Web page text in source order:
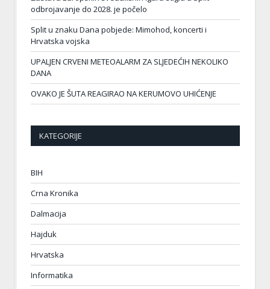
odbrojavanje do 2028. je počelo
Split u znaku Dana pobjede: Mimohod, koncerti i
Hrvatska vojska
UPALJEN CRVENI METEOALARM ZA SLJEDEĆIH NEKOLIKO
DANA
OVAKO JE ŠUTA REAGIRAO NA KERUMOVO UHIĆENJE
KATEGORIJE
BIH
Crna Kronika
Dalmacija
Hajduk
Hrvatska
Informatika